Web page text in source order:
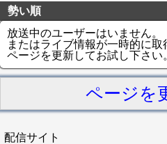
勢い順
放送中のユーザーはいません。
またはライブ情報が一時的に取
ページを更新してお試し下さい
ページを
配信サイト